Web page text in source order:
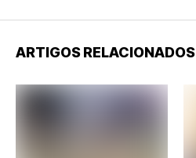
ARTIGOS RELACIONADOS